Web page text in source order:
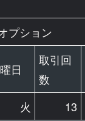
プション
曜日
取引回
数
火 13